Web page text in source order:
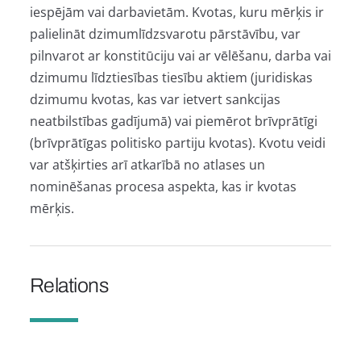
iespējām vai darbavietām. Kvotas, kuru mērķis ir
palielināt dzimumlīdzsvarotu pārstāvību, var
pilnvarot ar konstitūciju vai ar vēlēšanu, darba vai
dzimumu līdztiesības tiesību aktiem (juridiskas
dzimumu kvotas, kas var ietvert sankcijas
neatbilstības gadījumā) vai piemērot brīvprātīgi
(brīvprātīgas politisko partiju kvotas). Kvotu veidi
var atšķirties arī atkarībā no atlases un
nominēšanas procesa aspekta, kas ir kvotas
mērķis.
Relations